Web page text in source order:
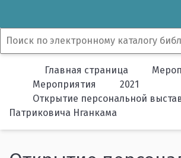
Главная страница
Мероприятия
2021
Открытие персональной
Патриковича Нганкама